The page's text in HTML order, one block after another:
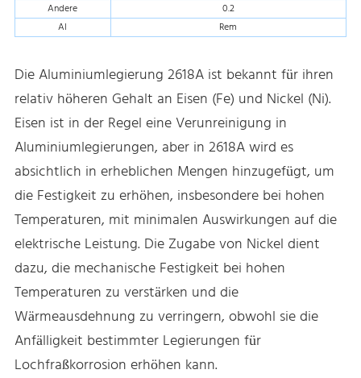
Andere
0.2
Al
Rem
Die Aluminiumlegierung 2618A ist bekannt für ihren
relativ höheren Gehalt an Eisen (Fe) und Nickel (Ni).
Eisen ist in der Regel eine Verunreinigung in
Aluminiumlegierungen, aber in 2618A wird es
absichtlich in erheblichen Mengen hinzugefügt, um
die Festigkeit zu erhöhen, insbesondere bei hohen
Temperaturen, mit minimalen Auswirkungen auf die
elektrische Leistung. Die Zugabe von Nickel dient
dazu, die mechanische Festigkeit bei hohen
Temperaturen zu verstärken und die
Wärmeausdehnung zu verringern, obwohl sie die
Anfälligkeit bestimmter Legierungen für
Lochfraßkorrosion erhöhen kann.